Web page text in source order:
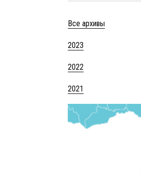
Все архивы
2023
2022
2021